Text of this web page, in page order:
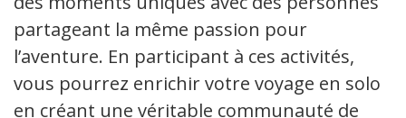
partageant la même passion pour
l’aventure. En participant à ces activités,
vous pourrez enrichir votre voyage en solo
en créant une véritable communauté de